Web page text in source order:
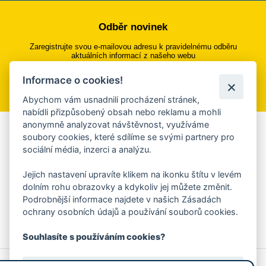
Odběr novinek
Zaregistrujte svou e-mailovou adresu k pravidelnému odběru
aktuálních informací z našeho webu
Přihlásit se k odběru
Aplikace Mobilní rozhlas
Chcete dostávat do svého mobilu či mailu upozornění na
ankety, pozvánky na kulturní a sportovní akce?
Více informací o aplikaci
© 2026 Magistrát města Zlína
Prohlášení o používání cookies
Informace o cookies!
Abychom vám usnadnili procházení stránek,
nabídli přizpůsobený obsah nebo reklamu a mohli
anonymně analyzovat návštěvnost, využíváme
soubory cookies, které sdílíme se svými partnery pro
sociální média, inzerci a analýzu.
Jejich nastavení upravíte klikem na ikonku štítu v levém
dolním rohu obrazovky a kdykoliv jej můžete změnit.
Podrobnější informace najdete v našich Zásadách
ochrany osobních údajů a používání souborů cookies.
Souhlasíte s používáním cookies?